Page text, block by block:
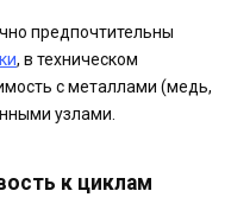
предпочтительны
, в техническом
с металлами (медь,
узлами.
к циклам